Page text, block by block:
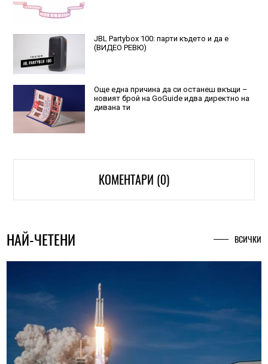
JBL Partybox 100: парти където и да е
(ВИДЕО РЕВЮ)
Още една причина да си останеш вкъщи –
новият брой на GoGuide идва директно на
дивана ти
КОМЕНТАРИ (0)
НАЙ-ЧЕТЕНИ ВСИЧКИ